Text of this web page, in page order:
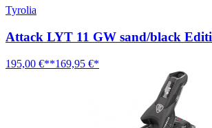
Tyrolia
Attack LYT 11 GW sand/black
195,00 €**169,95 €*